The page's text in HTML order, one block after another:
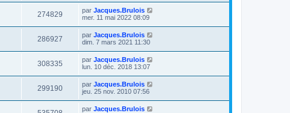
274829 par Jacques.Brulois
mer. 11 mai 2022 08:09
286927 par Jacques.Brulois
dim. 7 mars 2021 11:30
308335 par Jacques.Brulois
lun. 10 déc. 2018 13:07
299190 par Jacques.Brulois
jeu. 25 nov. 2010 07:56
par Jacques.Brulois